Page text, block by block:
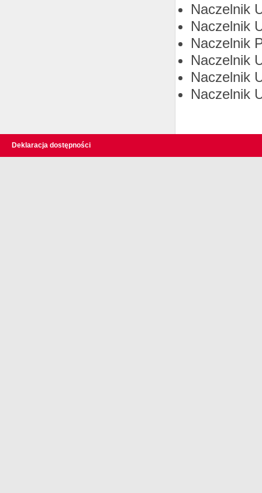
Naczelnik
Naczelnik
Naczelnik
Naczelnik
Naczelnik
Naczelnik
Deklaracja dostępności